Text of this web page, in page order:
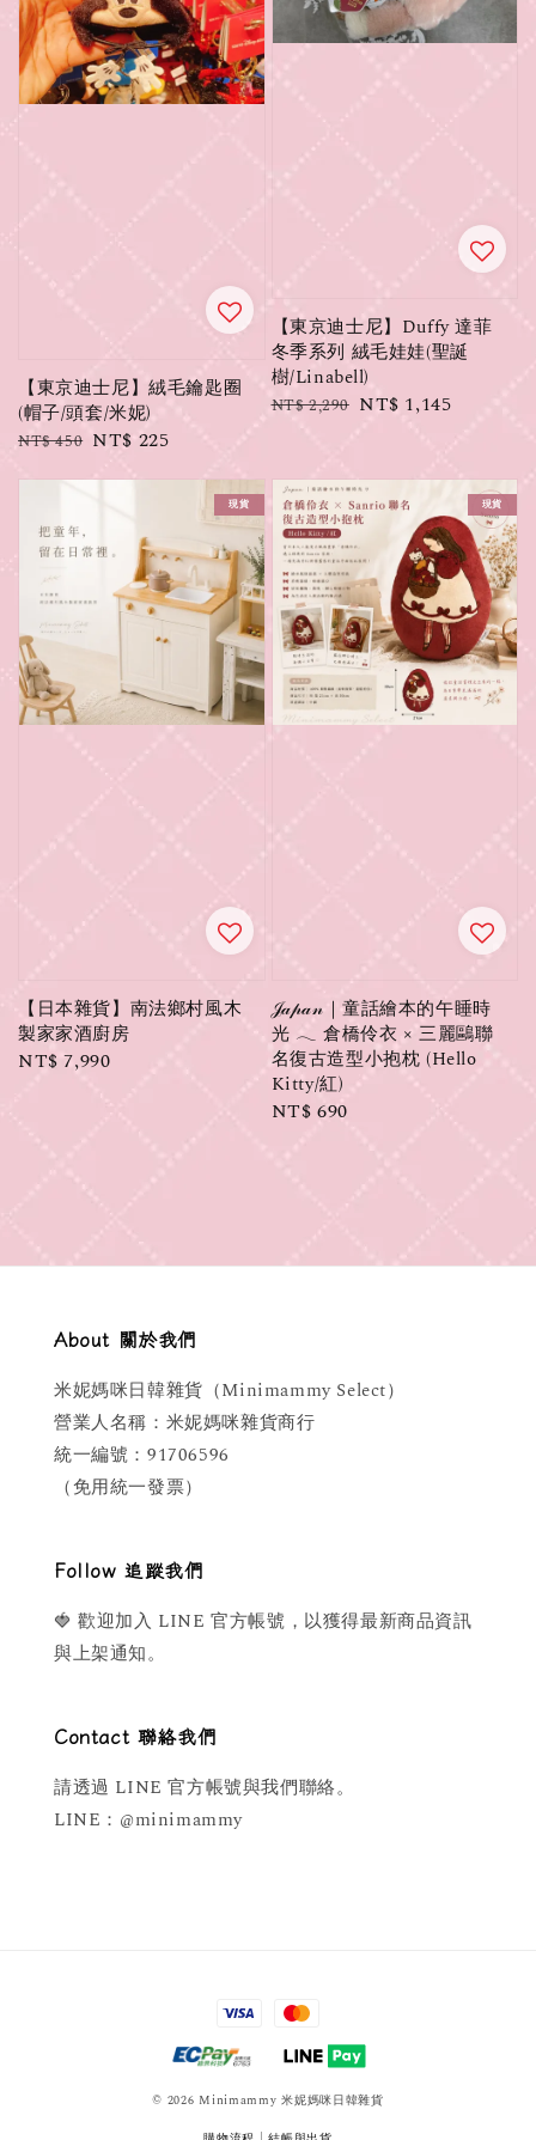
【東京迪士尼】絨毛鑰匙圈
(帽子/頭套/米妮)
Regular
NT$ 450 Sale
NT$ 225
【東京迪士尼】Duffy 達菲
冬季系列 絨毛娃娃(聖誕
樹/Linabell)
Regular
NT$ 2,290 Sale
NT$ 1,145
現貨
【日本雜貨】南法鄉村風木
製家家酒廚房
Regular
NT$ 7,990
現貨
𝒥𝒶𝓅𝒶𝓃｜童話繪本的午睡時
光 𓂃 倉橋伶衣 × 三麗鷗聯
名復古造型小抱枕 (Hello
Kitty/紅)
Regular
NT$ 690
About 關於我們
米妮媽咪日韓雜貨（Minimammy Select）
營業人名稱：米妮媽咪雜貨商行
統一編號：91706596
（免用統一發票）
Follow 追蹤我們
🍓 歡迎加入 LINE 官方帳號，以獲得最新商品資訊
與上架通知。
Contact 聯絡我們
請透過 LINE 官方帳號與我們聯絡。
LINE：@minimammy
© 2026 Minimammy 米妮媽咪日韓雜貨